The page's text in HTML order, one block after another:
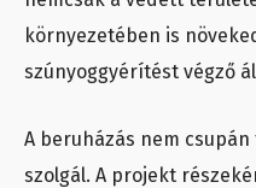
környezetében is
szúnyoggyérítést végző
A beruházás nem
szolgál. A projekt